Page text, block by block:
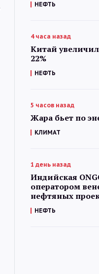
НЕФТЬ
4 часа назад
Китай
22%
НЕФТЬ
5 часов назад
Жара бьет по
КЛИМАТ
1 день назад
Индийская
оператором
нефтяных
НЕФТЬ